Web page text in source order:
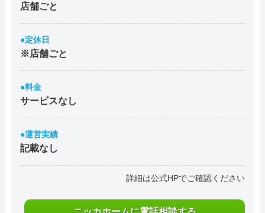
店舗ごと
●定休日
※店舗ごと
●料金
サービスなし
●運営実績
記載なし
詳細は公式HPでご確認ください